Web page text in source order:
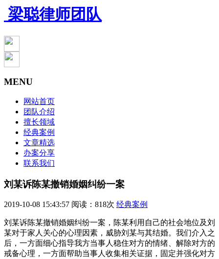
梁聪律师团队
MENU
网站首页
团队介绍
擅长领域
经典案例
文章精选
办案分享
联系我们
刘某诉陈某撤销婚姻纠纷一案
2019-10-08 15:43:57 阅读：818次 经典案例
刘某诉陈某撤销婚姻纠纷一案，陈某利用自己的社会地位及刘
某对于家人关心的心理因素，威胁刘某与其结婚。我们介入之
后，一方面细心指导我方当事人稳住对方的情绪、解除对方的
戒备心理，一方面帮助当事人收集相关证据，固定并强化对方